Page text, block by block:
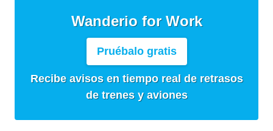
Wanderio for Work
Pruébalo gratis
Recibe avisos en tiempo real de retrasos
de trenes y aviones